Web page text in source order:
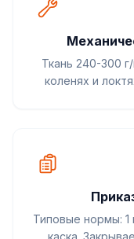
Ткань 240-300
коленях и
Типовые нормы: 1
каска.